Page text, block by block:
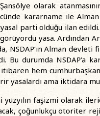
olarak
kararname ile Alman
parti olduğu ilan
yasa. Ardından
NSDAP’ın Alman
Bu durumda NSDAP’a
itibaren hem
yasalardı ama iktidara
yüzyılın faşizmi olarak
çoğunlukçu otoriter